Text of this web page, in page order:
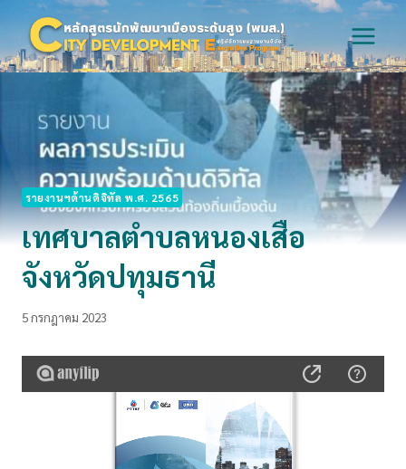
content
รายงานฯด้านดิจิทัล พ.ศ. 2565
เทศบาลตำบลหนองเสือ
จังหวัดปทุมธานี
5 กรกฎาคม 2023